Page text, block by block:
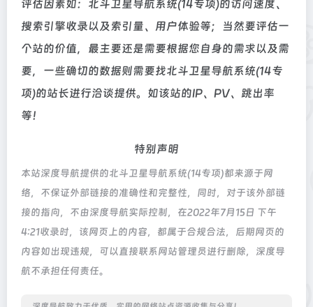
评估因素如：北斗卫星导航系统(14专项)的访问速度、
搜索引擎收录以及索引量、用户体验等；当然要评估一
个站的价值，最主要还是需要根据您自身的需求以及需
要，一些确切的数据则需要找北斗卫星导航系统(14专
项)的站长进行洽谈提供。如该站的IP、PV、跳出率
等！
特别声明
本站深度导航提供的北斗卫星导航系统(14专项)都来源于网
络，不保证外部链接的准确性和完整性，同时，对于该外部链
接的指向，不由深度导航实际控制，在2022年7月15日 下午
4:21收录时，该网页上的内容，都属于合规合法，后期网页的
内容如出现违规，可以直接联系网站管理员进行删除，深度导
航不承担任何责任。